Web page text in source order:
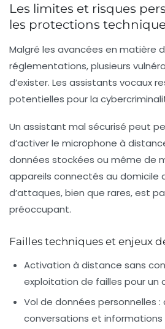
Les limites et risques
les protections
Malgré les avancées en matière
réglementations, plusieurs
d’exister. Les assistants vocaux
potentielles pour la
Un assistant mal sécurisé peut
d’activer le microphone à
données stockées ou même de
appareils connectés au domicile
d’attaques, bien que rares, est
préoccupant.
Failles techniques et enjeux
Activation à distance sans
exploitation de failles pour un
Vol de données personnelles :
conversations et informations